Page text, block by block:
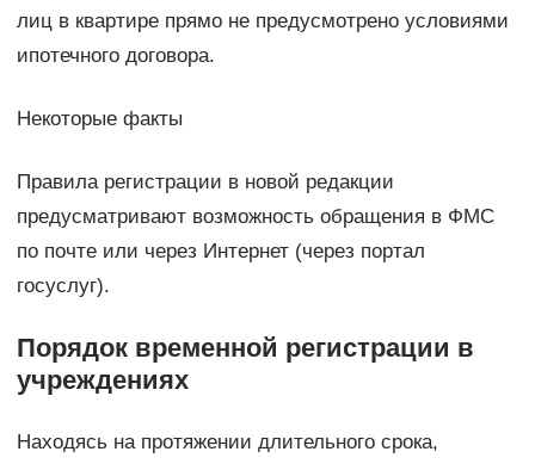
лиц в квартире прямо не предусмотрено условиями
ипотечного договора.
Некоторые факты
Правила регистрации в новой редакции
предусматривают возможность обращения в ФМС
по почте или через Интернет (через портал
госуслуг).
Порядок временной регистрации в
учреждениях
Находясь на протяжении длительного срока,